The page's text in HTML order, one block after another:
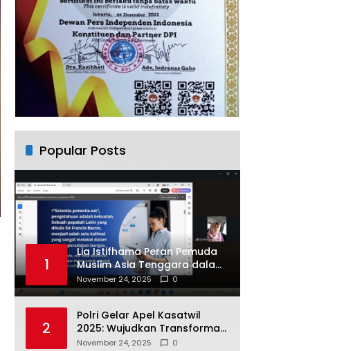
Popular Posts
1
Lia Istifhama Peran Pemuda
Muslim Asia Tenggara dalam
Inovasi dan Kolaborasi
Internasional
November 24, 2025 0
2
Polri Gelar Apel Kasatwil
2025: Wujudkan Transformasi
Polri yang Profesional untuk
November 24, 2025 0